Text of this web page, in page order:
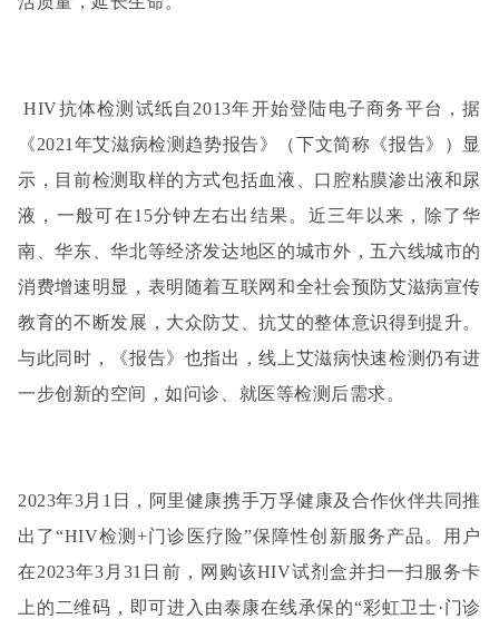
HIV抗体检测试纸自2013年开始登陆电子商务平台，据
《2021年艾滋病检测趋势报告》（下文简称《报告》）显
示，目前检测取样的方式包括血液、口腔粘膜渗出液和尿
液，一般可在15分钟左右出结果。近三年以来，除了华
南、华东、华北等经济发达地区的城市外，五六线城市的
消费增速明显，表明随着互联网和全社会预防艾滋病宣传
教育的不断发展，大众防艾、抗艾的整体意识得到提升。
与此同时，《报告》也指出，线上艾滋病快速检测仍有进
一步创新的空间，如问诊、就医等检测后需求。
2023年3月1日，阿里健康携手万孚健康及合作伙伴共同推
出了“HIV检测+门诊医疗险”保障性创新服务产品。用户
在2023年3月31日前，网购该HIV试剂盒并扫一扫服务卡
上的二维码，即可进入由泰康在线承保的“彩虹卫士·门诊